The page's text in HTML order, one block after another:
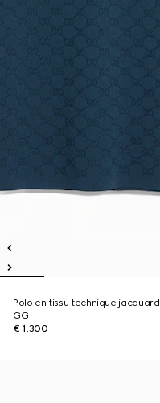
Polo en tissu technique jacquard
GG
€ 1.300